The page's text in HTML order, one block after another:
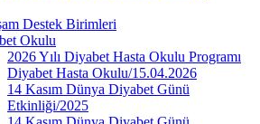
Destek Birimleri
Okulu
2026 Yılı Diyabet Hasta Okulu Programı
Diyabet Hasta Okulu/15.04.2026
14 Kasım Dünya Diyabet Günü
Etkinliği/2025